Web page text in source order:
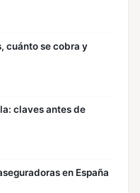
cuánto se cobra y
claves antes de
en España